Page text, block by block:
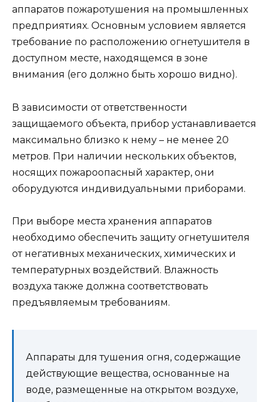
аппаратов пожаротушения на промышленных
предприятиях. Основным условием является
требование по расположению огнетушителя в
доступном месте, находящемся в зоне
внимания (его должно быть хорошо видно).
В зависимости от ответственности
защищаемого объекта, прибор устанавливается
максимально близко к нему – не менее 20
метров. При наличии нескольких объектов,
носящих пожароопасный характер, они
оборудуются индивидуальными приборами.
При выборе места хранения аппаратов
необходимо обеспечить защиту огнетушителя
от негативных механических, химических и
температурных воздействий. Влажность
воздуха также должна соответствовать
предъявляемым требованиям.
Аппараты для тушения огня, содержащие
действующие вещества, основанные на
воде, размещенные на открытом воздухе,